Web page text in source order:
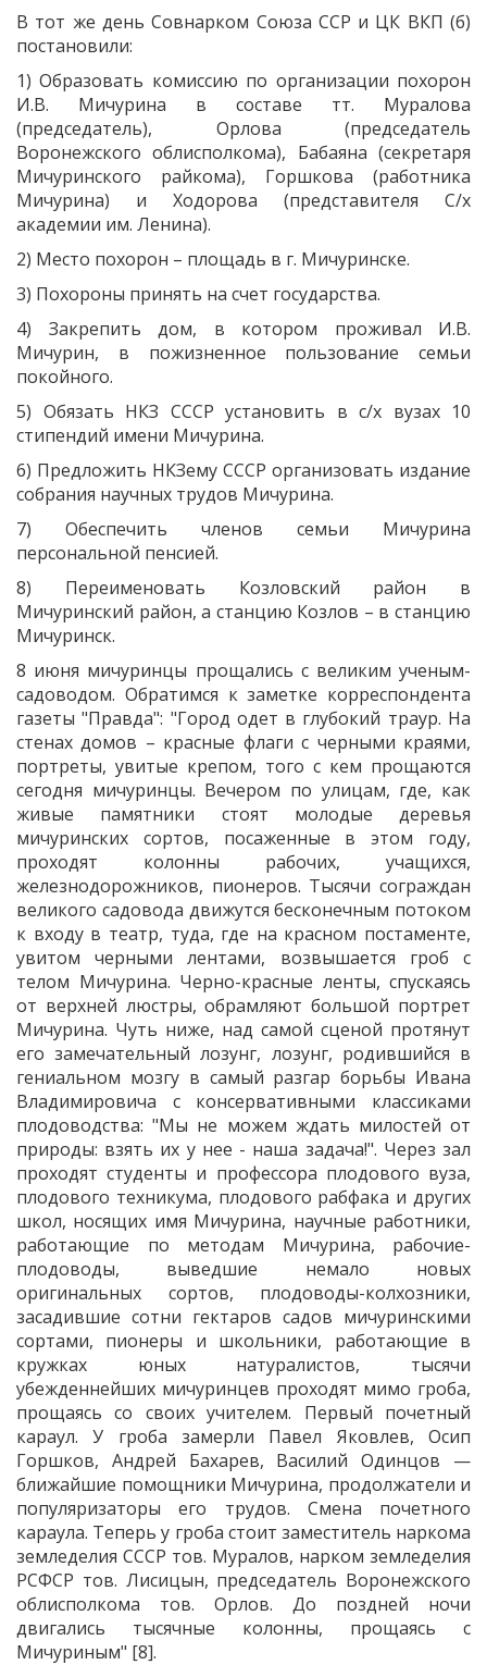
В тот же день Совнарком Союза ССР и ЦК ВКП (б)
постановили:
1) Образовать комиссию по организации похорон
И.В. Мичурина в составе тт. Муралова
(председатель), Орлова (председатель
Воронежского облисполкома), Бабаяна (секретаря
Мичуринского райкома), Горшкова (работника
Мичурина) и Ходорова (представителя С/х
академии им. Ленина).
2) Место похорон – площадь в г. Мичуринске.
3) Похороны принять на счет государства.
4) Закрепить дом, в котором проживал И.В.
Мичурин, в пожизненное пользование семьи
покойного.
5) Обязать НКЗ СССР установить в с/х вузах 10
стипендий имени Мичурина.
6) Предложить НКЗему СССР организовать издание
собрания научных трудов Мичурина.
7) Обеспечить членов семьи Мичурина
персональной пенсией.
8) Переименовать Козловский район в
Мичуринский район, а станцию Козлов – в станцию
Мичуринск.
8 июня мичуринцы прощались с великим ученым-
садоводом. Обратимся к заметке корреспондента
газеты "Правда": "Город одет в глубокий траур. На
стенах домов – красные флаги с черными краями,
портреты, увитые крепом, того с кем прощаются
сегодня мичуринцы. Вечером по улицам, где, как
живые памятники стоят молодые деревья
мичуринских сортов, посаженные в этом году,
проходят колонны рабочих, учащихся,
железнодорожников, пионеров. Тысячи сограждан
великого садовода движутся бесконечным потоком
к входу в театр, туда, где на красном постаменте,
увитом черными лентами, возвышается гроб с
телом Мичурина. Черно-красные ленты, спускаясь
от верхней люстры, обрамляют большой портрет
Мичурина. Чуть ниже, над самой сценой протянут
его замечательный лозунг, лозунг, родившийся в
гениальном мозгу в самый разгар борьбы Ивана
Владимировича с консервативными классиками
плодоводства: "Мы не можем ждать милостей от
природы: взять их у нее - наша задача!". Через зал
проходят студенты и профессора плодового вуза,
плодового техникума, плодового рабфака и других
школ, носящих имя Мичурина, научные работники,
работающие по методам Мичурина, рабочие-
плодоводы, выведшие немало новых
оригинальных сортов, плодоводы-колхозники,
засадившие сотни гектаров садов мичуринскими
сортами, пионеры и школьники, работающие в
кружках юных натуралистов, тысячи
убежденнейших мичуринцев проходят мимо гроба,
прощаясь со своих учителем. Первый почетный
караул. У гроба замерли Павел Яковлев, Осип
Горшков, Андрей Бахарев, Василий Одинцов —
ближайшие помощники Мичурина, продолжатели и
популяризаторы его трудов. Смена почетного
караула. Теперь у гроба стоит заместитель наркома
земледелия СССР тов. Муралов, нарком земледелия
РСФСР тов. Лисицын, председатель Воронежского
облисполкома тов. Орлов. До поздней ночи
двигались тысячные колонны, прощаясь с
Мичуриным" [8].